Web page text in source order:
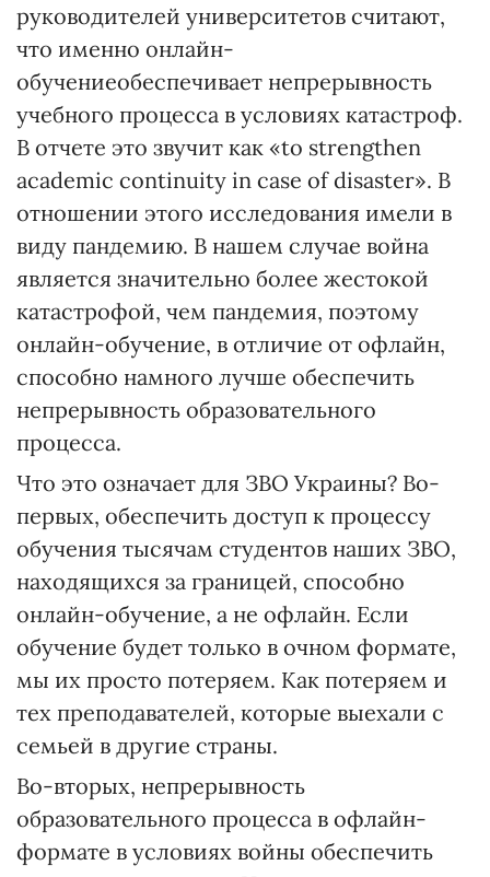
руководителей университетов считают,
что именно онлайн-
обучениеобеспечивает непрерывность
учебного процесса в условиях катастроф.
В отчете это звучит как «to strengthen
academic continuity in case of disaster». В
отношении этого исследования имели в
виду пандемию. В нашем случае война
является значительно более жестокой
катастрофой, чем пандемия, поэтому
онлайн-обучение, в отличие от офлайн,
способно намного лучше обеспечить
непрерывность образовательного
процесса.
Что это означает для ЗВО Украины? Во-
первых, обеспечить доступ к процессу
обучения тысячам студентов наших ЗВО,
находящихся за границей, способно
онлайн-обучение, а не офлайн. Если
обучение будет только в очном формате,
мы их просто потеряем. Как потеряем и
тех преподавателей, которые выехали с
семьей в другие страны.
Во-вторых, непрерывность
образовательного процесса в офлайн-
формате в условиях войны обеспечить